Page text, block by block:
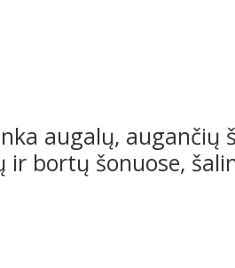
augalų, augančių
ir bortų šonuose,